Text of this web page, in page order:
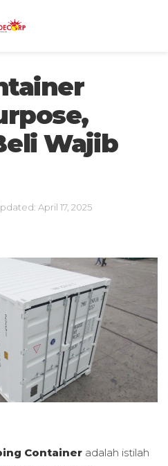
Wajib
April 17, 2025
Container adalah istilah